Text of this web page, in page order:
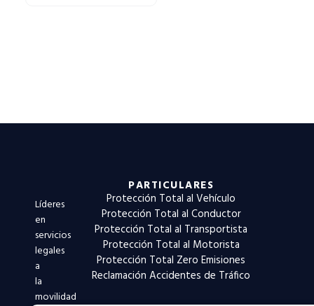
Líderes
en
servicios
legales
a
la
movilidad
PARTICULARES
Protección Total al Vehículo
Protección Total al Conductor
Protección Total al Transportista
Protección Total al Motorista
Protección Total Zero Emisiones
Reclamación Accidentes de Tráfico